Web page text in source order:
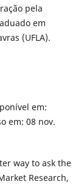
pela
em
(UFLA).
em:
em: 08 nov.
way to ask the
Research,